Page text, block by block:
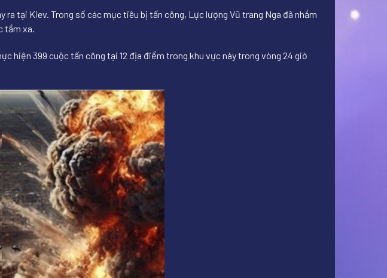
tại Kiev. Trong số các mục tiêu bị tấn công, Lực lượng Vũ trang Nga đã nhắm
tầm xa.
hiện 399 cuộc tấn công tại 12 địa điểm trong khu vực này trong vòng 24 giờ